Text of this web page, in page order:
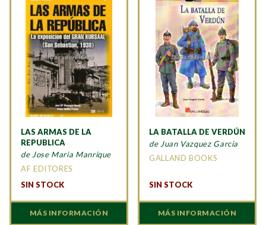
LAS ARMAS DE LA
REPUBLICA
de Jose Maria Manrique
AF EDITORES
SIN STOCK
MÁS INFORMACIÓN
LA BATALLA DE VERDÚN
de Juan Vazquez Garcia
GALLAND BOOKS
SIN STOCK
MÁS INFORMACIÓN